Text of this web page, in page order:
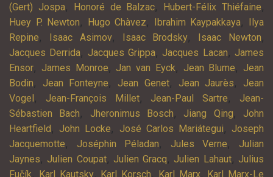
(Gert) Jospa, Honoré de Balzac, Hubert-Félix Thiéfaine,
Huey P. Newton, Hugo Chàvez, Ibrahim Kaypakkaya,
Ilya
Repine, Isaac Asimov, Isaac Brodsky, Isaac Newton,
Jacques Derrida, Jacques Grippa, Jacques Lacan, James
Ensor, James Monroe, Jan van Eyck, Jean Blume, Jean
Bodin, Jean Fonteyne, Jean Genet, Jean Jaurès, Jean
Vogel , Jean-François Millet, Jean-Paul Sartre, Jean-
Sébastien Bach, Jheronimus Bosch, Jiang Qing, John
Heartfield , John Locke, José Carlos Mariátegui, Joseph
Jacquemotte, Joséphin Péladan, Jules Verne, Julian
Jaynes, Julien Coupat, Julien Gracq, Julien Lahaut, Julius
Fučík, Karl Kautsky, Karl Korsch, Karl Marx, Karl Marx-Le